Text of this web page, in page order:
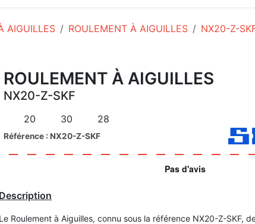
AIGUILLES ROULEMENT À AIGUILLES NX20-Z-
ROULEMENT À AIGUILLES
NX20-Z-SKF
20 30 28
Référence : NX20-Z-SKF
Description
Le Roulement à Aiguilles, connu sous la référence NX20-Z-SKF,